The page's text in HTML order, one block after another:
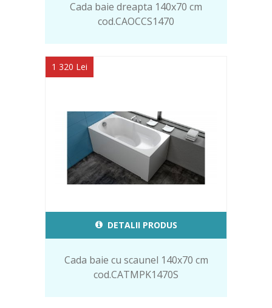
Cada baie dreapta 140x70 cm
cod.CAOCCS1470
1 320 Lei
DETALII PRODUS
Cada baie cu scaunel 140x70 cm
cod.CATMPK1470S